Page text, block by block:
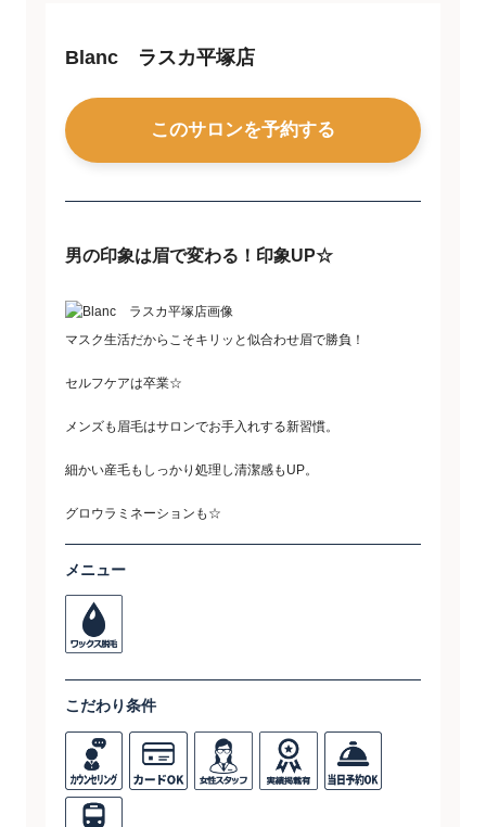
Blanc ラスカ平塚店
このサロンを予約する
男の印象は眉で変わる！印象UP☆
マスク生活だからこそキリッと似合わせ眉で勝負！
セルフケアは卒業☆
メンズも眉毛はサロンでお手入れする新習慣。
細かい産毛もしっかり処理し清潔感もUP。
グロウラミネーションも☆
メニュー
こだわり条件